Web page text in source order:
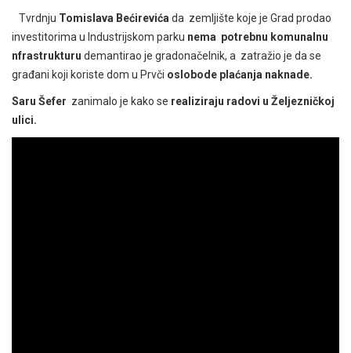
Tvrdnju Tomislava Bećirevića da zemljište koje je Grad prodao
investitorima u Industrijskom parku nema potrebnu komunalnu
nfrastrukturu demantirao je gradonačelnik, a zatražio je da se
građani koji koriste dom u Prvči oslobode plaćanja naknade.
Saru Šefer zanimalo je kako se realiziraju radovi u Željezničkoj
ulici.